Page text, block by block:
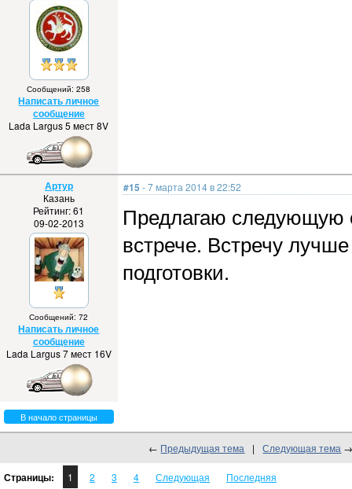
Сообщений: 258
Написать личное
сообщение
Lada Largus 5 мест 8V
Артур
Казань
Рейтинг: 61
09-02-2013
Сообщений: 72
Написать личное
сообщение
Lada Largus 7 мест 16V
#15 - 7 марта 2014 в 22:52
Предлагаю следующую
встрече. Встречу
подготовки.
В начало страницы
← Предыдущая тема | Следующая тема
Страницы: 1 2 3 4 Следующая Последняя